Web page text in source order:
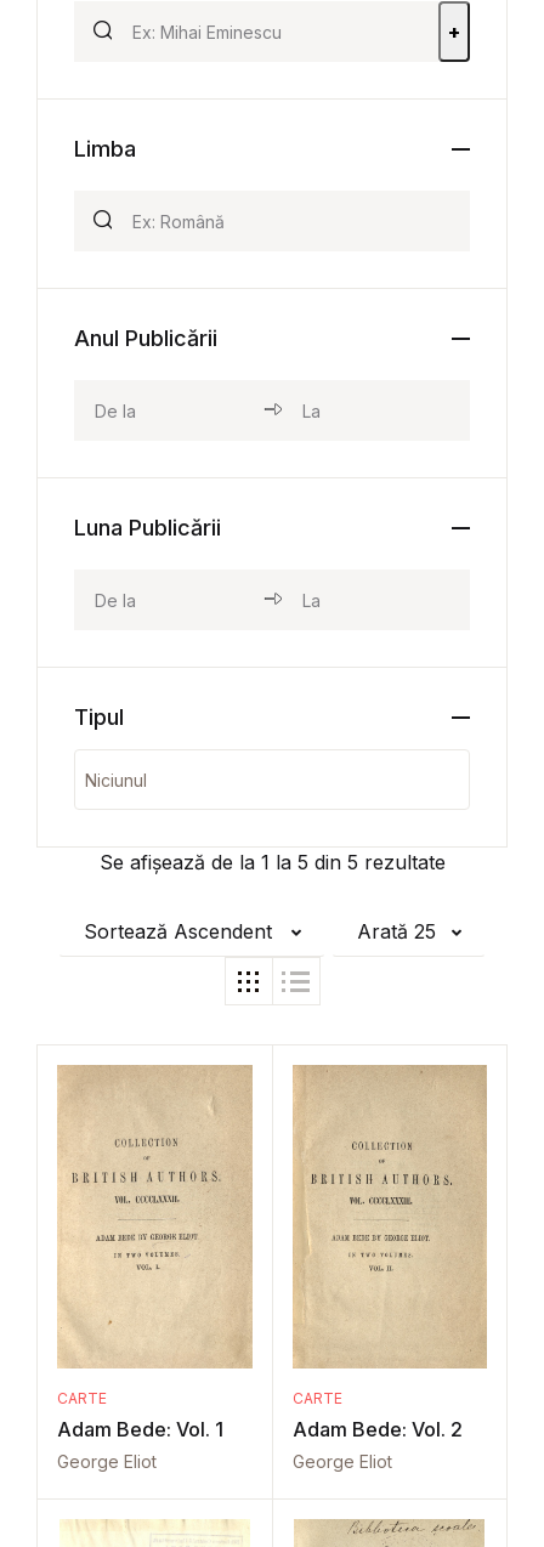
Se afișează de la 1 la 5 din 5 rezultate
Sortează Ascendent Arată 25
CARTE
Adam Bede: Vol. 1
George Eliot
CARTE
Adam Bede: Vol. 2
George Eliot
+
Limba
Anul Publicării
Luna Publicării
Tipul